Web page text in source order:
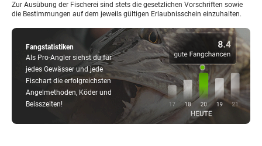
Fangstatistiken
Als Pro-Angler siehst du für
jedes Gewässer und jede
Fischart die erfolgreichsten
Angelmethoden, Köder und
Beisszeiten!
Zur Ausübung der Fischerei sind stets die gesetzlichen Vorschriften sowie
die Bestimmungen auf dem jeweils gültigen Erlaubnisschein einzuhalten.